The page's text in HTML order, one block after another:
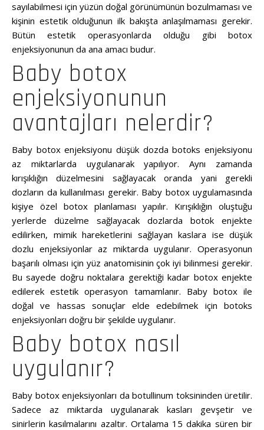
sayılabilmesi için yüzün doğal görünümünün bozulmaması ve
kişinin estetik olduğunun ilk bakışta anlaşılmaması gerekir.
Bütün estetik operasyonlarda olduğu gibi botox
enjeksiyonunun da ana amacı budur.
Baby botox
enjeksiyonunun
avantajları nelerdir?
Baby botox enjeksiyonu düşük dozda botoks enjeksiyonu
az miktarlarda uygulanarak yapılıyor. Aynı zamanda
kırışıklığın düzelmesini sağlayacak oranda yani gerekli
dozların da kullanılması gerekir. Baby botox uygulamasında
kişiye özel botox planlaması yapılır. Kırışıklığın oluştuğu
yerlerde düzelme sağlayacak dozlarda botok enjekte
edilirken, mimik hareketlerini sağlayan kaslara ise düşük
dozlu enjeksiyonlar az miktarda uygulanır. Operasyonun
başarılı olması için yüz anatomisinin çok iyi bilinmesi gerekir.
Bu sayede doğru noktalara gerektiği kadar botox enjekte
edilerek estetik operasyon tamamlanır. Baby botox ile
doğal ve hassas sonuçlar elde edebilmek için botoks
enjeksiyonları doğru bir şekilde uygulanır.
Baby botox nasıl
uygulanır?
Baby botox enjeksiyonları da botullinum toksininden üretilir.
Sadece az miktarda uygulanarak kasları gevşetir ve
sinirlerin kasılmalarını azaltır. Ortalama 15 dakika süren bir